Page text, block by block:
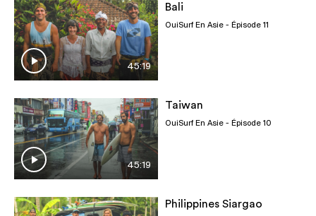
45:19
Bali
OuiSurf En Asie - Épisode 11
45:19
Taiwan
OuiSurf En Asie - Épisode 10
Philippines Siargao